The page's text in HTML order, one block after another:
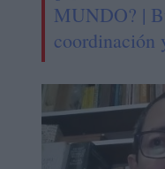
MUNDO? |
coordinación